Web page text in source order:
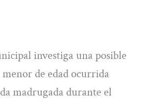
investiga una posible
de edad ocurrida
madrugada durante el